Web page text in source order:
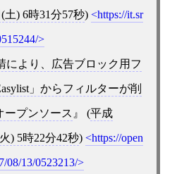
土) 6時31分57秒) https://it.sr
により、広告ブロック用フ
」からフィルターが削
ープンソース (平成
) 5時22分42秒) https://open
08/13/0523213/